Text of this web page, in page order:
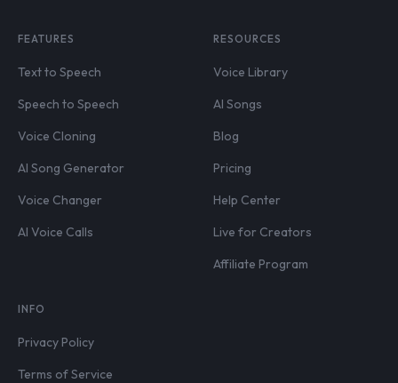
FEATURES
Text to Speech
Speech to Speech
Voice Cloning
AI Song Generator
Voice Changer
AI Voice Calls
RESOURCES
Voice Library
AI Songs
Blog
Pricing
Help Center
Live for Creators
Affiliate Program
INFO
Privacy Policy
Terms of Service